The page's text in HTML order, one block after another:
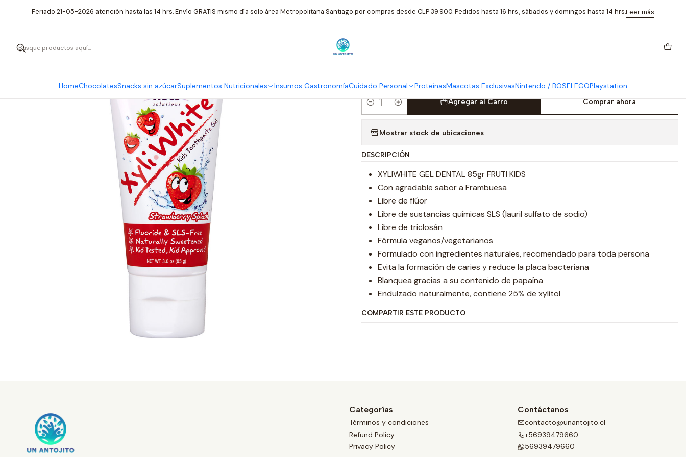
HomeChocolatesSnacks sin azúcarSuplementos Nutricionales Insumos GastronomíaCuidado Personal ProteínasMascotas ExclusivasNintendo / BOSELEGOPlaystation
Feriado 21-05-2026 atención hasta las 14 hrs. Envío GRATIS mismo día solo área Metropolitana Santiago por compras desde CLP 39.900. Pedidos hasta 16 hrs., sábados y domingos hasta 14 hrs.Leer más
Inicio Cuidado Personal Now NOW Xyliwhite pasta dental frutilla niños sin fluor 85G
Cantidad
Agregar al Carro Comprar ahora
Mostrar stock de ubicaciones
DESCRIPCIÓN
XYLIWHITE GEL DENTAL 85gr FRUTI KIDS
Con agradable sabor a Frambuesa
Libre de flúor
Libre de sustancias químicas SLS (lauril sulfato de sodio)
Libre de triclosán
Fórmula veganos/vegetarianos
Formulado con ingredientes naturales, recomendado para toda persona
Evita la formación de caries y reduce la placa bacteriana
Blanquea gracias a su contenido de papaína
Endulzado naturalmente, contiene 25% de xylitol
COMPARTIR ESTE PRODUCTO
Categorías
Términos y condiciones
Refund Policy
Privacy Policy
Contáctanos
contacto@unantojito.cl
+56939479660
56939479660